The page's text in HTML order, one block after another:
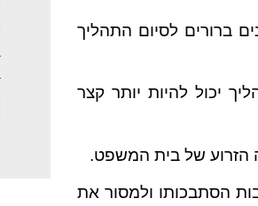
ברורים לסיום התהליך
מסוימים ההליך יכול להיות יותר קצר
הזרוע של בית המשפט.
הסתבכותו ולמסור את